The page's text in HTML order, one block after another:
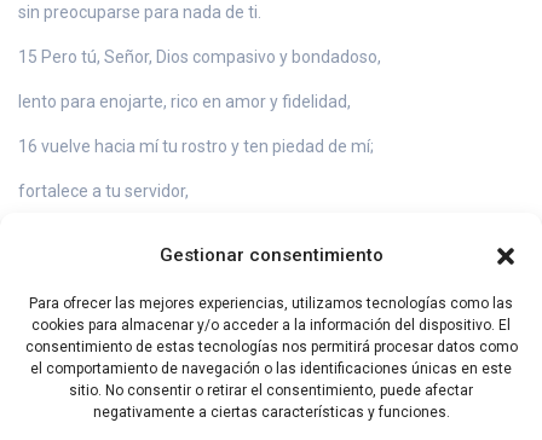
Gestionar consentimiento
Para ofrecer las mejores experiencias, utilizamos tecnologías como las
cookies para almacenar y/o acceder a la información del dispositivo. El
consentimiento de estas tecnologías nos permitirá procesar datos como
el comportamiento de navegación o las identificaciones únicas en este
sitio. No consentir o retirar el consentimiento, puede afectar
negativamente a ciertas características y funciones.
sin preocuparse para nada de ti.
15 Pero tú, Señor, Dios compasivo y bondadoso,
lento para enojarte, rico en amor y fidelidad,
16 vuelve hacia mí tu rostro y ten piedad de mí;
fortalece a tu servidor,
para que mis adversarios queden confundidos,
al ver que tú, Señor, eres mi ayuda y mi consuelo.